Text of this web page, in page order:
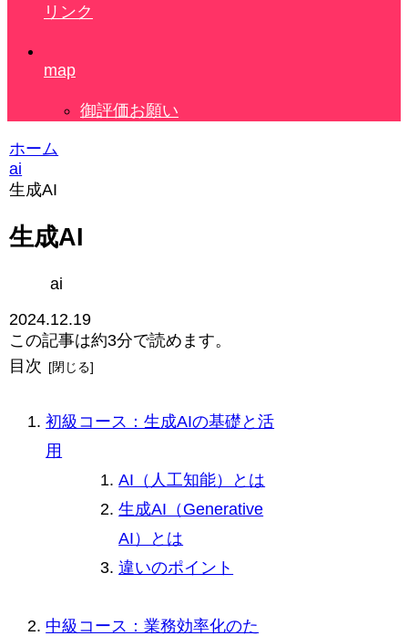
リンク
map
御評価お願い
ホーム
ai
生成AI
生成AI
ai
2024.12.19
この記事は約3分で読めます。
目次
初級コース：生成AIの基礎と活
用
AI（人工知能）とは
生成AI（Generative
AI）とは
違いのポイント
中級コース：業務効率化のた